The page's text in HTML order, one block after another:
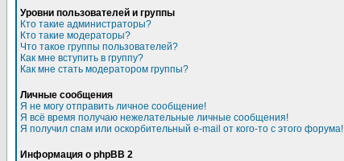
Уровни пользователей и группы
Кто такие администраторы?
Кто такие модераторы?
Что такое группы пользователей?
Как мне вступить в группу?
Как мне стать модератором группы?
Личные сообщения
Я не могу отправить личное сообщение!
Я всё время получаю нежелательные личные сообщения!
Я получил спам или оскорбительный e-mail от кого-то с этого форума!
Информация о phpBB 2